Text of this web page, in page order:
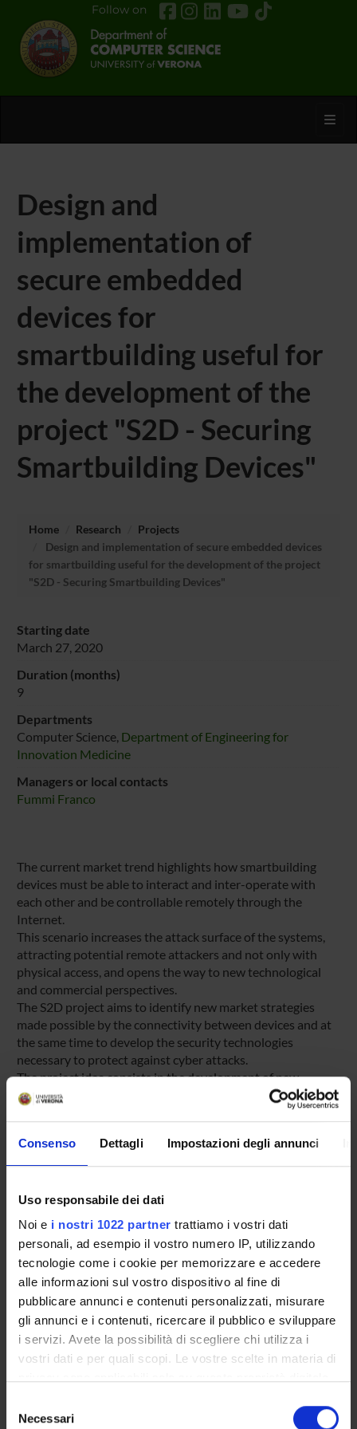
Consenso Dettagli Impostazioni degli annunci
Uso responsabile dei dati
Noi e i nostri 1022 partner trattiamo i vostri dati
personali, ad esempio il vostro numero IP, utilizzando
tecnologie come i cookie per memorizzare e accedere
alle informazioni sul vostro dispositivo al fine di
pubblicare annunci e contenuti personalizzati, misurare
gli annunci e i contenuti, ricercare il pubblico e sviluppare
i servizi. Avete la possibilità di scegliere chi utilizza i
vostri dati e per quali scopi. Le vostre scelte in materia di
modificare o revocare il proprio consenso in qualsiasi
delNecessari
Follow on
Design and
implementation of
secure embedded
devices for
smartbuilding useful for
the development of the
project "S2D - Securing
Smartbuilding Devices"
Home Research
Projects
Design and implementation of secure embedded devices
for smartbuilding useful for the development of the project
"S2D - Securing Smartbuilding Devices"
Starting date
March 27, 2020
Duration (months)
9
Departments
Computer Science, Department of Engineering for
Innovation Medicine
Managers or local contacts
Fummi Franco
The current market trend highlights how smartbuilding
devices must be able to interact and inter-operate with
each other and be controllable remotely through the
Internet.
This scenario increases the attack surface of the systems,
attracting potential remote attackers and not only with
physical access, and opens the way to new technological
and commercial perspectives.
The S2D project aims to identify new market strategies
made possible by the connectivity between devices and at
the same time to develop the security technologies
necessary to protect against cyber attacks.
The project idea consists in the development of new
generation platforms that constitute the technological core
designed to implement very innovative solutions to defend
against cyber-attacks.
1. Verification of firmware executed on microcontroller and
microprocessor using state of the art techniques
2. Extension of communication protocols between the
distributed embedded elements of the system
3. Set-up of systems for functionality testing
4. Modeling of systems for use with simulation tools
SPONSORS: